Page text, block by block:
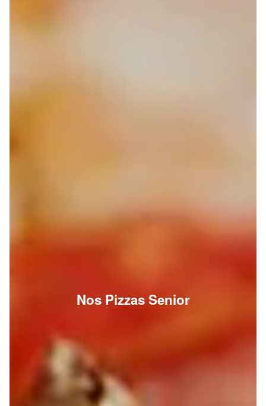
Nos Pizzas Senior